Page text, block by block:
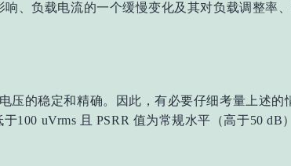
、负载电流的一个缓慢变化及其对负载调整率
压的稳定和精确。因此，有必要仔细考量上述
uVrms 且 PSRR 值为常规水平（高于50 dB